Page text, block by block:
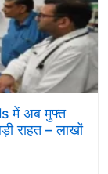
में अब मुफ्त
राहत – लाखों